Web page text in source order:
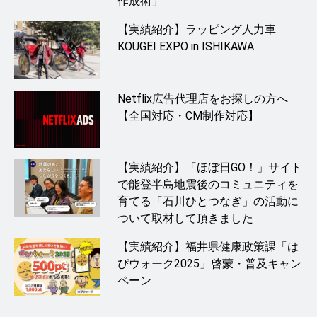
【実績紹介】ラッピング人力車
KOUGEI EXPO in ISHIKAWA
Netflix広告代理店をお探しの方へ
【全国対応・CM制作対応】
【実績紹介】「ほぼ日GO！」サイト
で能登半島地震後のコミュニティを
育てる「石川ひとつなぎ」の活動に
ついて取材して頂きました
【実績紹介】福井県健康政策課「は
ぴウォーク2025」啓蒙・普及キャン
ペーン